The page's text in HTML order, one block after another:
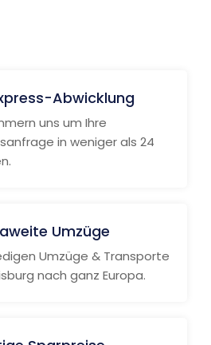
Abwicklung
uns um Ihre
in weniger als 24
Umzüge
Umzüge & Transporte
nach ganz Europa.